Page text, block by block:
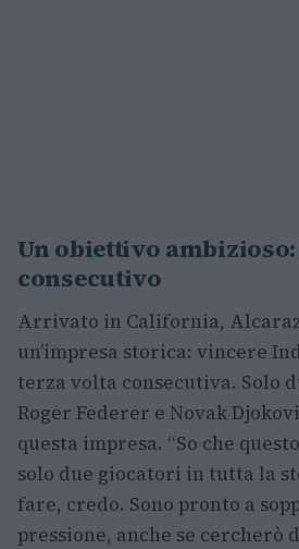
Un obiettivo
consecutivo
Arrivato in California,
un’impresa storica: vincere
terza volta consecutiva. Solo
Roger Federer e Novak
questa impresa. “So che
solo due giocatori in tutta la
fare, credo. Sono pronto a
pressione, anche se cercherò